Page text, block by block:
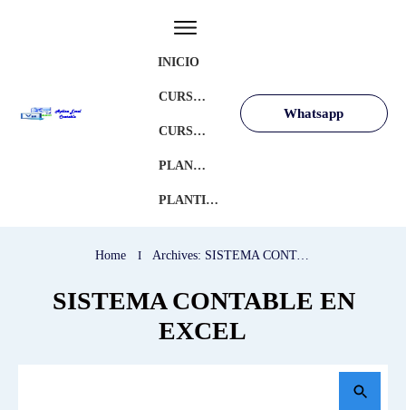
INICIO
CURSOS GRATIS
CURSOS AVANZADOS
PLANTILLAS GRATIS
PLANTILLAS PREMIUM
Whatsapp
Home I Archives: SISTEMA CONTABLE EN EXCEL
SISTEMA CONTABLE EN
EXCEL